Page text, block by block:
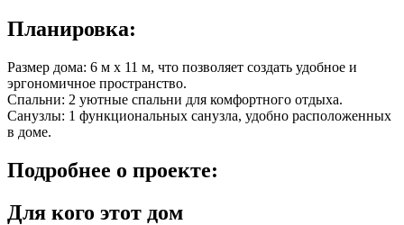
Планировка:
Размер дома: 6 м x 11 м, что позволяет создать удобное и
эргономичное пространство.
Спальни: 2 уютные спальни для комфортного отдыха.
Санузлы: 1 функциональных санузла, удобно расположенных
в доме.
Подробнее о проекте:
Для кого этот дом